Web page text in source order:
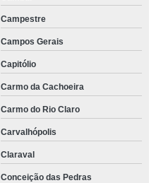
Campestre
Campos Gerais
Capitólio
Carmo da Cachoeira
Carmo do Rio Claro
Carvalhópolis
Claraval
Conceição das Pedras